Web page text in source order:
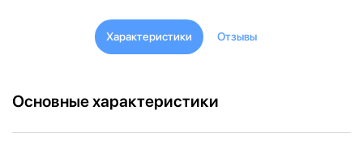
Характеристики Отзывы
Основные характеристики